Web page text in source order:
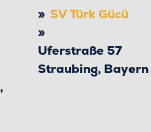
,
SV Türk Gücü
Uferstraße 57
Straubing, Bayern